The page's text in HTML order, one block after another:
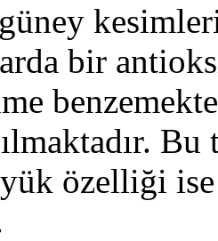
bir
özelliği